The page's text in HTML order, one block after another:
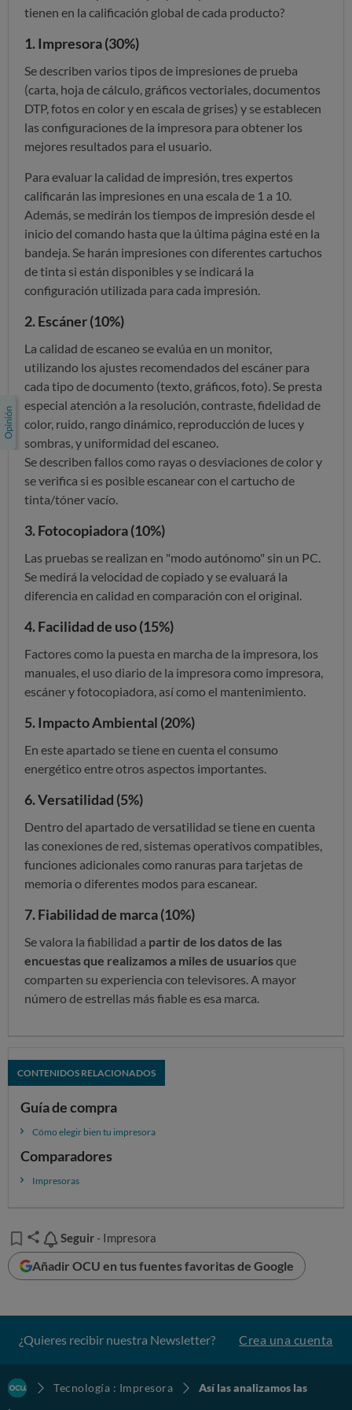
tienen en la calificación global de cada producto?
1. Impresora (30%)
Se describen varios tipos de impresiones de prueba
(carta, hoja de cálculo, gráficos vectoriales, documentos
DTP, fotos en color y en escala de grises) y se establecen
las configuraciones de la impresora para obtener los
mejores resultados para el usuario.
Para evaluar la calidad de impresión, tres expertos
calificarán las impresiones en una escala de 1 a 10.
Además, se medirán los tiempos de impresión desde el
inicio del comando hasta que la última página esté en la
bandeja. Se harán impresiones con diferentes cartuchos
de tinta si están disponibles y se indicará la
configuración utilizada para cada impresión.
2. Escáner (10%)
La calidad de escaneo se evalúa en un monitor,
utilizando los ajustes recomendados del escáner para
cada tipo de documento (texto, gráficos, foto). Se presta
especial atención a la resolución, contraste, fidelidad de
color, ruido, rango dinámico, reproducción de luces y
sombras, y uniformidad del escaneo.
Se describen fallos como rayas o desviaciones de color y
se verifica si es posible escanear con el cartucho de
tinta/tóner vacío.
3. Fotocopiadora (10%)
Las pruebas se realizan en "modo autónomo" sin un PC.
Se medirá la velocidad de copiado y se evaluará la
diferencia en calidad en comparación con el original.
4. Facilidad de uso (15%)
Factores como la puesta en marcha de la impresora, los
manuales, el uso diario de la impresora como impresora,
escáner y fotocopiadora, así como el mantenimiento.
5. Impacto Ambiental (20%)
En este apartado se tiene en cuenta el consumo
energético entre otros aspectos importantes.
6. Versatilidad (5%)
Dentro del apartado de versatilidad se tiene en cuenta
las conexiones de red, sistemas operativos compatibles,
funciones adicionales como ranuras para tarjetas de
memoria o diferentes modos para escanear.
7. Fiabilidad de marca (10%)
Se valora la fiabilidad a partir de los datos de las
encuestas que realizamos a miles de usuariosque
comparten su experiencia con televisores. A mayor
número de estrellas más fiable es esa marca.
CONTENIDOS RELACIONADOS
Guía de compra
Cómo elegir bien tu impresora
Comparadores
Impresoras
Seguir
Seguir - Impresora
Añadir OCU en tus fuentes favoritas de Google
¿Quieres recibir nuestra Newsletter? Crea una cuenta
Tecnología : Impresora
Así las analizamos las